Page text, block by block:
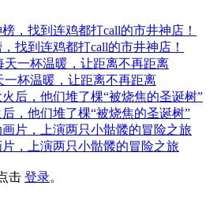
找到连鸡都打call的市井神店！
一杯温暖，让距离不再距离
，他们堆了棵“被烧焦的圣诞树”
片，上演两只小骷髅的冒险之旅
击 登录。